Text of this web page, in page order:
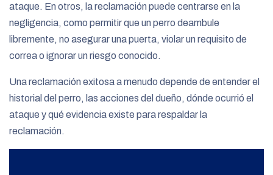
ataque. En otros, la reclamación puede centrarse en la
negligencia, como permitir que un perro deambule
libremente, no asegurar una puerta, violar un requisito de
correa o ignorar un riesgo conocido.
Una reclamación exitosa a menudo depende de entender el
historial del perro, las acciones del dueño, dónde ocurrió el
ataque y qué evidencia existe para respaldar la
reclamación.